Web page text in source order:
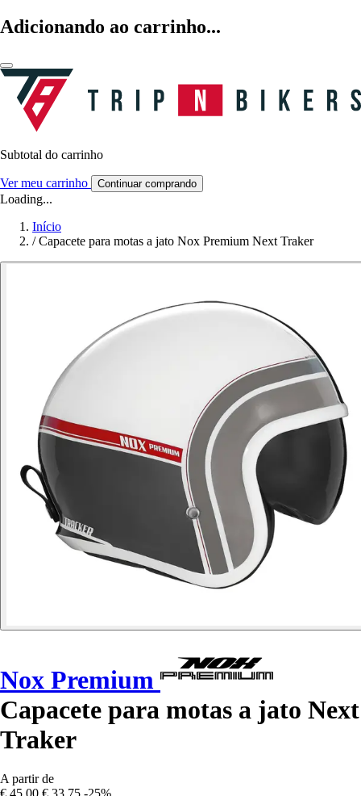
Adicionando ao carrinho...
Subtotal do carrinho
Ver meu carrinho Continuar comprando
Loading...
Início
/ Capacete para motas a jato Nox Premium Next Traker
Nox Premium
Capacete para motas a jato Next
Traker
A partir de